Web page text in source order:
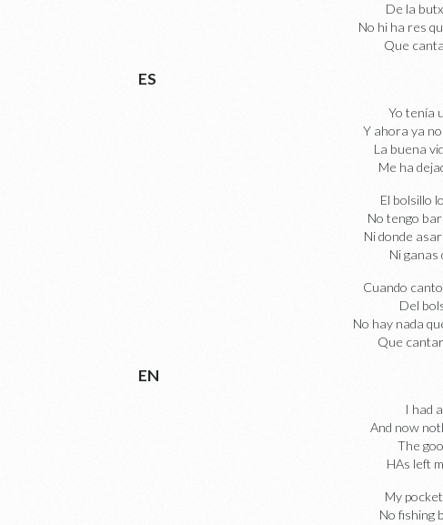
De la
No hi ha res
Que
ES
Yo tenía
Y ahora ya
La buena
Me ha
El bolsillo
No tengo
Ni donde
Ni
Cuando
Del
No hay nada
Que
EN
I had
And now
The
HAs left
My
No fishing